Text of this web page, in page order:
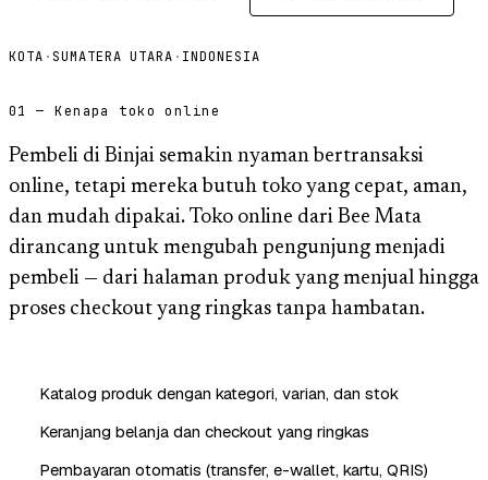
KOTA · SUMATERA UTARA · INDONESIA
01 — Kenapa toko online
Pembeli di Binjai semakin nyaman bertransaksi
online, tetapi mereka butuh toko yang cepat, aman,
dan mudah dipakai. Toko online dari Bee Mata
dirancang untuk mengubah pengunjung menjadi
pembeli — dari halaman produk yang menjual hingga
proses checkout yang ringkas tanpa hambatan.
Katalog produk dengan kategori, varian, dan stok
Keranjang belanja dan checkout yang ringkas
Pembayaran otomatis (transfer, e-wallet, kartu, QRIS)